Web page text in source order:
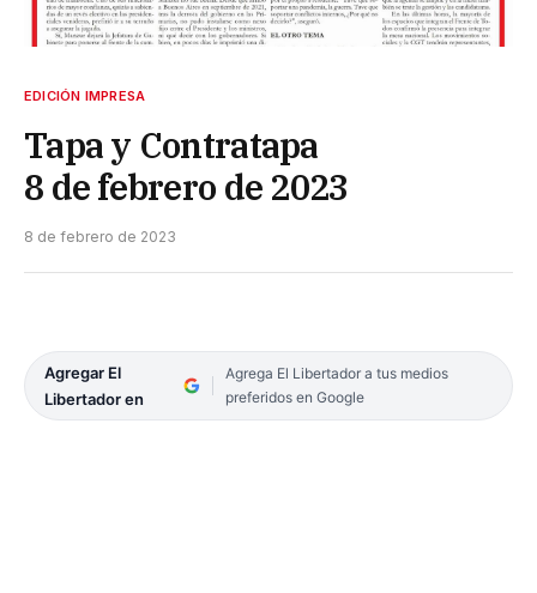
EDICIÓN IMPRESA
Tapa y Contratapa
8 de febrero de 2023
8 de febrero de 2023
Agregar El
Libertador en
Agrega El Libertador a tus medios
preferidos en Google